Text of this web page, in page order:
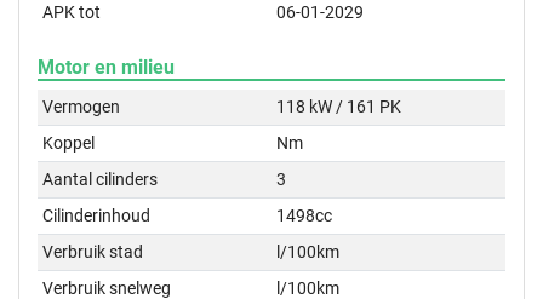
APK tot
06-01-2029
Motor en milieu
Vermogen
118 kW / 161 PK
Koppel
Nm
Aantal cilinders
3
Cilinderinhoud
1498cc
Verbruik stad
l/100km
Verbruik snelweg
l/100km